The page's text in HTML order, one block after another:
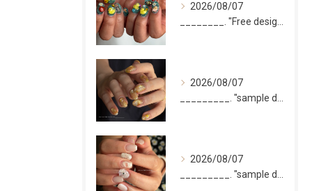
2026/08/07
2026/08/07
2026/08/07